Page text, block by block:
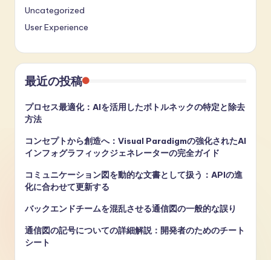
Uncategorized
User Experience
最近の投稿
プロセス最適化：AIを活用したボトルネックの特定と除去
方法
コンセプトから創造へ：Visual Paradigmの強化されたAI
インフォグラフィックジェネレーターの完全ガイド
コミュニケーション図を動的な文書として扱う：APIの進
化に合わせて更新する
バックエンドチームを混乱させる通信図の一般的な誤り
通信図の記号についての詳細解説：開発者のためのチート
シート